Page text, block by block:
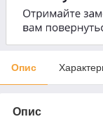
Опис
Опис